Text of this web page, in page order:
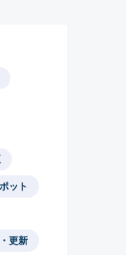
ット
更新